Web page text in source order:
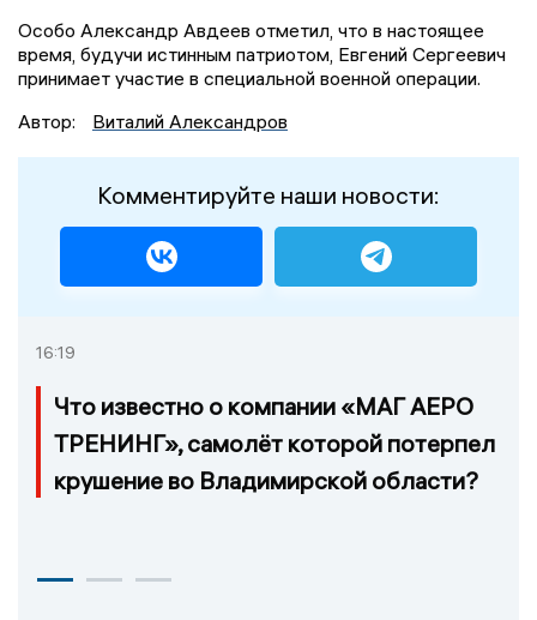
Особо Александр Авдеев отметил, что в настоящее
время, будучи истинным патриотом, Евгений Сергеевич
принимает участие в специальной военной операции.
Автор:
Виталий Александров
Комментируйте наши новости:
16:19
Что известно о компании «МАГ АЕРО
ТРЕНИНГ», самолёт которой потерпел
крушение во Владимирской области?